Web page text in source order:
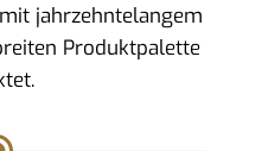
jahrzehntelangem
Produktpalette